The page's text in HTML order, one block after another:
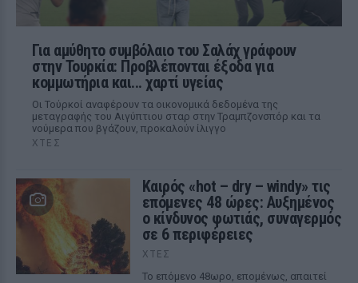
Για αμύθητο συμβόλαιο του Σαλάχ γράφουν
στην Τουρκία: Προβλέπονται έξοδα για
κομμωτήρια και... χαρτί υγείας
Οι Τούρκοί αναφέρουν τα οικονομικά δεδομένα της
μεταγραφής του Αιγύπτιου σταρ στην Τραμπζονσπόρ και τα
νούμερα που βγάζουν, προκαλούν ίλιγγο
ΧΤΕΣ
Καιρός «hot – dry – windy» τις
επόμενες 48 ώρες: Αυξημένος
ο κίνδυνος φωτιάς, συναγερμός
σε 6 περιφέρειες
ΧΤΕΣ
Το επόμενο 48ωρο, επομένως, απαιτεί